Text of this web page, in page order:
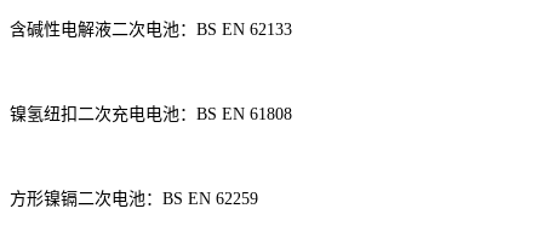
含碱性电解液二次电池： BS EN 62133
镍氢纽扣二次充电电池： BS EN 61808
方形镍镉二次电池： BS EN 62259